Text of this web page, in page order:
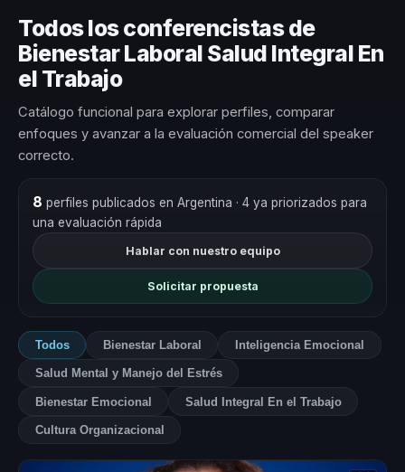
Todos los conferencistas de
Bienestar Laboral Salud Integral En
el Trabajo
Catálogo funcional para explorar perfiles, comparar
enfoques y avanzar a la evaluación comercial del speaker
correcto.
8 perfiles publicados en Argentina · 4 ya priorizados para
una evaluación rápida
Hablar con nuestro equipo
Solicitar propuesta
Todos Bienestar Laboral Inteligencia Emocional
Salud Mental y Manejo del Estrés
Bienestar Emocional Salud Integral En el Trabajo
Cultura Organizacional